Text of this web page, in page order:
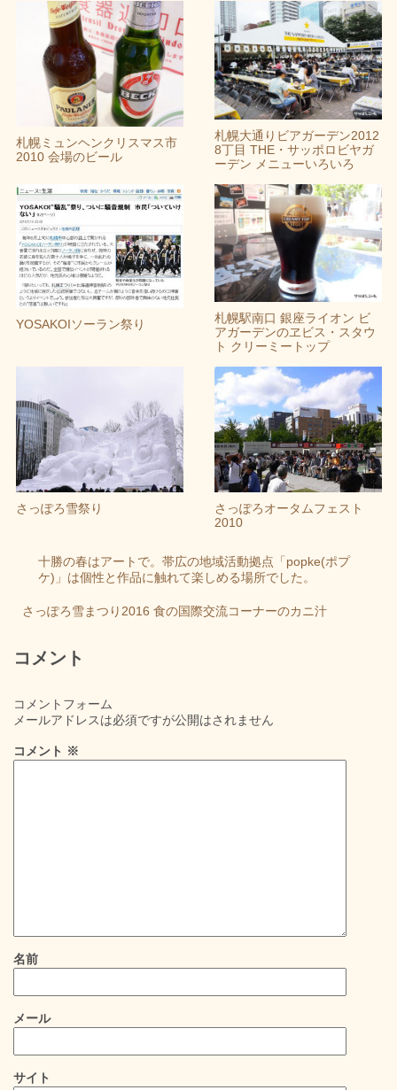
札幌ミュンヘンクリスマス市
2010 会場のビール
札幌大通りビアガーデン2012
8丁目 THE・サッポロビヤガ
ーデン メニューいろいろ
YOSAKOIソーラン祭り
札幌駅南口 銀座ライオン ビ
アガーデンのヱビス・スタウ
ト クリーミートップ
さっぽろ雪祭り
さっぽろオータムフェスト
2010
十勝の春はアートで。帯広の地域活動拠点「popke(ポプ
ケ)」は個性と作品に触れて楽しめる場所でした。
さっぽろ雪まつり2016 食の国際交流コーナーのカニ汁
コメント
コメントフォーム
メールアドレスは必須ですが公開はされません
コメント ※
名前
メール
サイト